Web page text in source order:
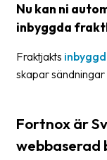
settings
Pickups
Nu kan ni
inbyggda
Fraktjakts
skapar
Fortnox är
webbaserad